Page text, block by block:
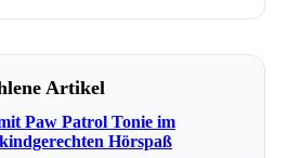
Artikel
Paw Patrol Tonie im
Hörspaß